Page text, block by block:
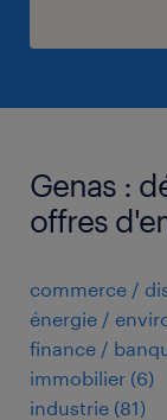
Genas :
offres
commerce /
énergie /
finance /
immobilier (6)
industrie (81)